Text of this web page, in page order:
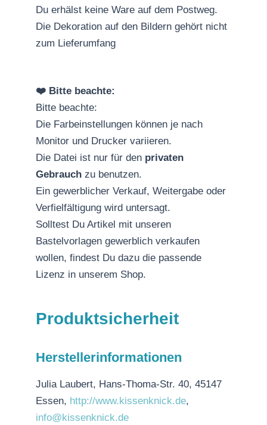
Du erhälst keine Ware auf dem Postweg.
Die Dekoration auf den Bildern gehört nicht
zum Lieferumfang
❤️ Bitte beachte:
Bitte beachte:
Die Farbeinstellungen können je nach
Monitor und Drucker variieren.
Die Datei ist nur für den privaten
Gebrauch zu benutzen.
Ein gewerblicher Verkauf, Weitergabe oder
Verfielfältigung wird untersagt.
Solltest Du Artikel mit unseren
Bastelvorlagen gewerblich verkaufen
wollen, findest Du dazu die passende
Lizenz in unserem Shop.
Produktsicherheit
Herstellerinformationen
Julia Laubert, Hans-Thoma-Str. 40, 45147
Essen, http://www.kissenknick.de,
info@kissenknick.de